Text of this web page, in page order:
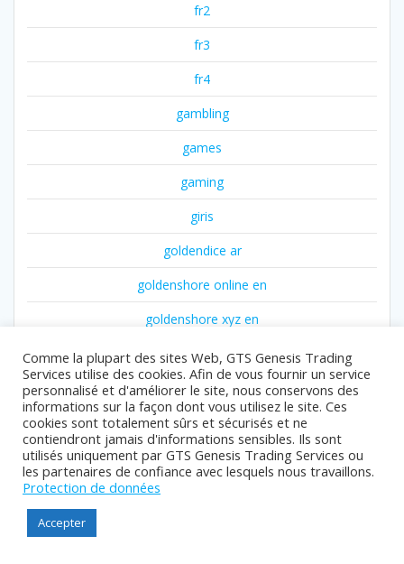
fr2
fr3
fr4
gambling
games
gaming
giris
goldendice ar
goldenshore online en
goldenshore xyz en
gr2
gr3
gr5
guide
Comme la plupart des sites Web, GTS Genesis Trading
Services utilise des cookies. Afin de vous fournir un service
personnalisé et d'améliorer le site, nous conservons des
informations sur la façon dont vous utilisez le site. Ces
cookies sont totalement sûrs et sécurisés et ne
contiendront jamais d'informations sensibles. Ils sont
utilisés uniquement par GTS Genesis Trading Services ou
les partenaires de confiance avec lesquels nous travaillons.
Protection de données
Accepter